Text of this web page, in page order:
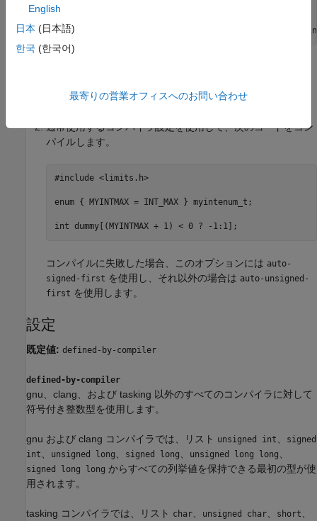
enum { MAXSIGNEDBYTE=127 } mysmallenum_t;
通常使用するコンパイラ設定を使用して、次のコードをコン
パイルします。
#include <limits.h>
enum { MYINTMAX = INT_MAX } myintenum_t;
コンパイルに失敗した場合、このオプションには auto-
signed-first を使用し、それ以外の場合は auto-unsigned-
first を使用します。
設定
既定値: defined-by-compiler
defined-by-compiler
gnu、clang、および tasking 以外のすべてのコンパイラに対して
符号付き整数型を使用します。
gnu および clang コンパイラでは、リスト unsigned int
signed
int
unsigned long signed long unsigned long long
signed long long からすべての列挙値を保持できる最初の型が使
用されます。
tasking コンパイラでは、リスト char unsigned char short
English
日本 (日本語)
한국 (한국어)
最寄りの営業オフィスへのお問い合わせ